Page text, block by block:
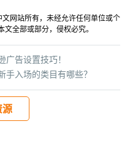
网站所有，未经允许任何单位或个
全部或部分，侵权必究。
手入场的类目有哪些？
广告设置技巧！
源